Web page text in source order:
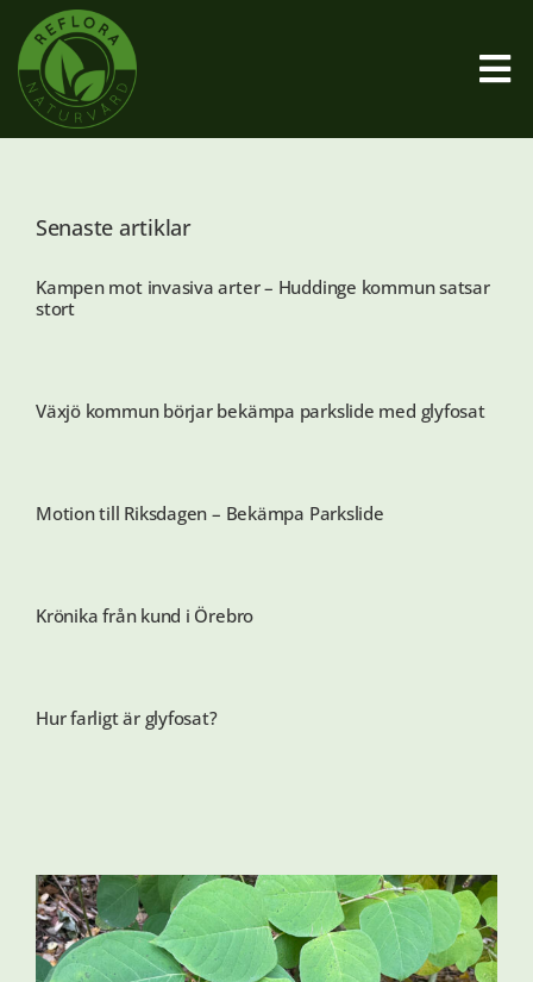
Fortsätt
till
innehållet
Vanliga frågor
Kontakt
Senaste artiklar
Kampen mot invasiva arter – Huddinge kommun satsar
stort
Växjö kommun börjar bekämpa parkslide med glyfosat
Motion till Riksdagen – Bekämpa Parkslide
Krönika från kund i Örebro
Hur farligt är glyfosat?